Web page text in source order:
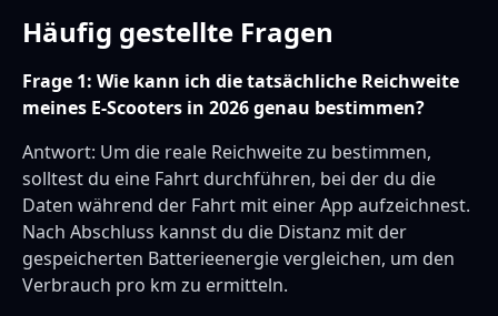
Häufig gestellte Fragen
Frage 1: Wie kann ich die tatsächliche Reichweite
meines E-Scooters in 2026 genau bestimmen?
Antwort: Um die reale Reichweite zu bestimmen,
solltest du eine Fahrt durchführen, bei der du die
Daten während der Fahrt mit einer App aufzeichnest.
Nach Abschluss kannst du die Distanz mit der
gespeicherten Batterieenergie vergleichen, um den
Verbrauch pro km zu ermitteln.